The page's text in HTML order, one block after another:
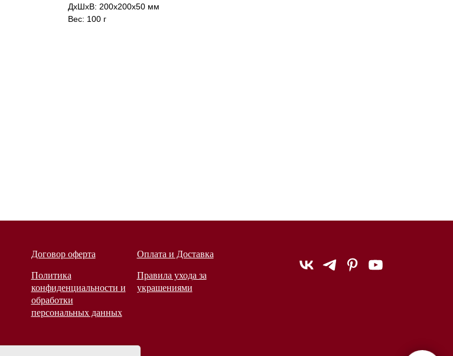
ДxШxВ: 200x200x50 мм
Вес: 100 г
Договор оферта
Политика
конфиденциальности и
обработки
персональных данных
Оплата и Доставка
Правила ухода за
украшениями